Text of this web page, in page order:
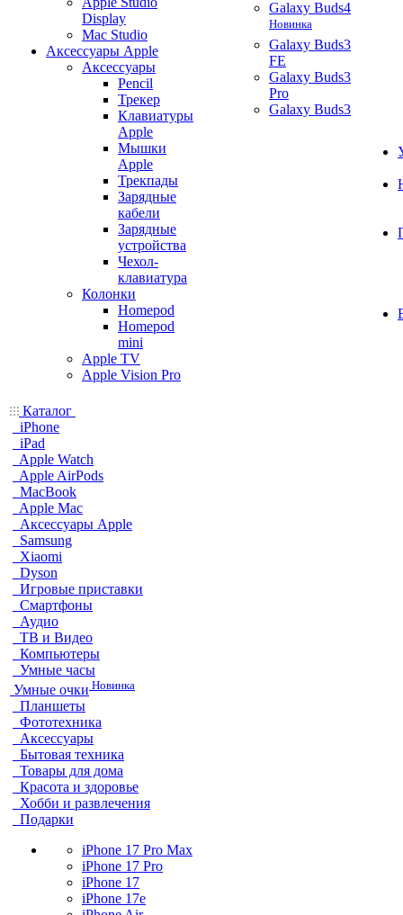
Display
Mac Studio
Аксессуары Apple
Аксессуары
Pencil
Трекер
Клавиатуры
Apple
Мышки
Apple
Трекпады
Зарядные
кабели
Зарядные
устройства
Чехол-
клавиатура
Колонки
Homepod
Homepod
mini
Apple TV
Apple Vision Pro
Galaxy Buds4
Новинка
Galaxy Buds3
FE
Galaxy Buds3
Pro
Galaxy Buds3
Каталог
iPhone
iPad
Apple Watch
Apple AirPods
MacBook
Apple Mac
Аксессуары Apple
Samsung
Xiaomi
Dyson
Игровые приставки
Смартфоны
Аудио
ТВ и Видео
Компьютеры
Умные часы
Умные очки Новинка
Планшеты
Фототехника
Аксессуары
Бытовая техника
Товары для дома
Красота и здоровье
Хобби и развлечения
Подарки
iPhone 17 Pro Max
iPhone 17 Pro
iPhone 17
iPhone 17e